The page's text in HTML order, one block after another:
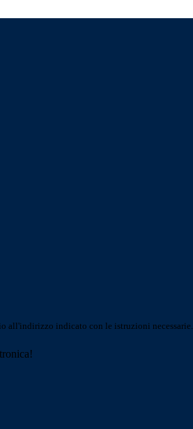
all'indirizzo indicato con le istruzioni necessarie.